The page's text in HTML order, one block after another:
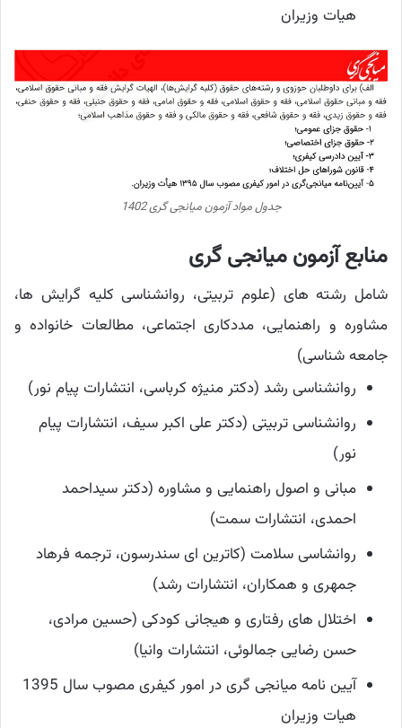
هیات وزیران
جدول مواد آزمون میانجی گری 1402
منابع آزمون میانجی گری
شامل رشته های (علوم تربیتی، روانشناسی کلیه گرایش ها،
مشاوره و راهنمایی، مددکاری اجتماعی، مطالعات خانواده و
جامعه شناسی)
روانشناسی رشد (دکتر منیژه کرباسی، انتشارات پیام نور)
روانشناسی تربیتی (دکتر علی اکبر سیف، انتشارات پیام
نور)
مبانی و اصول راهنمایی و مشاوره (دکتر سیداحمد
احمدی، انتشارات سمت)
روانشاسی سلامت (کاترین ای سندرسون، ترجمه فرهاد
جمهری و همکاران، انتشارات رشد)
اختلال های رفتاری و هیجانی کودکی (حسین مرادی،
حسن رضایی جمالوئی، انتشارات وانیا)
آیین نامه میانجی گری در امور کیفری مصوب سال 1395
هیات وزیران